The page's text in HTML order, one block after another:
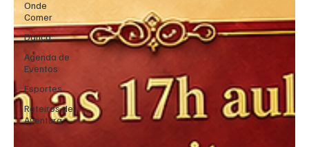
Onde
Comer
Dança
Agenda de
Eventos
Esportes
Roteiros de
Aventura